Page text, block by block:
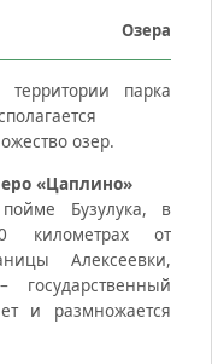
Озера
территории парка
озер.
«Цаплино»
Бузулука, в
километрах от
Алексеевки,
и размножается